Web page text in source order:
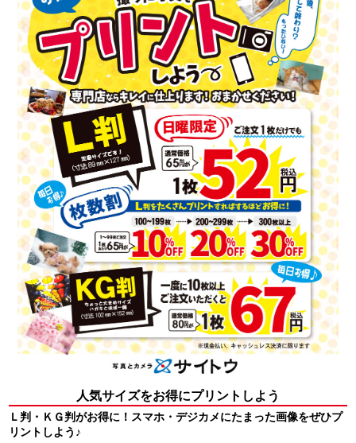
人気サイズをお得にプリントしよう
Ｌ判・ＫＧ判がお得に！スマホ・デジカメにたまった画像をぜひプ
リントしよう♪